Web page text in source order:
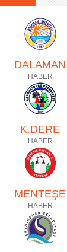
DALAMAN
HABER
K.DERE
HABER
MENTEŞE
HABER